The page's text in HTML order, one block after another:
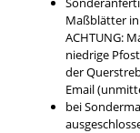
Maßblätter
ACHTUNG:
niedrige
der
Email
bei